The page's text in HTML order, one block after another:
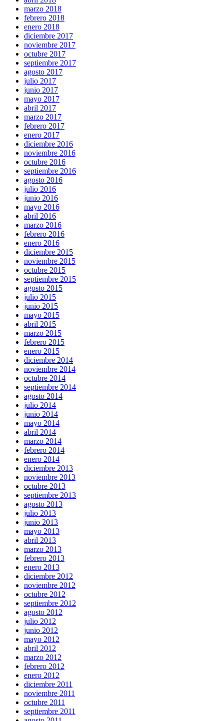
marzo 2018
febrero 2018
enero 2018
diciembre 2017
noviembre 2017
octubre 2017
septiembre 2017
agosto 2017
julio 2017
junio 2017
mayo 2017
abril 2017
marzo 2017
febrero 2017
enero 2017
diciembre 2016
noviembre 2016
octubre 2016
septiembre 2016
agosto 2016
julio 2016
junio 2016
mayo 2016
abril 2016
marzo 2016
febrero 2016
enero 2016
diciembre 2015
noviembre 2015
octubre 2015
septiembre 2015
agosto 2015
julio 2015
junio 2015
mayo 2015
abril 2015
marzo 2015
febrero 2015
enero 2015
diciembre 2014
noviembre 2014
octubre 2014
septiembre 2014
agosto 2014
julio 2014
junio 2014
mayo 2014
abril 2014
marzo 2014
febrero 2014
enero 2014
diciembre 2013
noviembre 2013
octubre 2013
septiembre 2013
agosto 2013
julio 2013
junio 2013
mayo 2013
abril 2013
marzo 2013
febrero 2013
enero 2013
diciembre 2012
noviembre 2012
octubre 2012
septiembre 2012
agosto 2012
julio 2012
junio 2012
mayo 2012
abril 2012
marzo 2012
febrero 2012
enero 2012
diciembre 2011
noviembre 2011
octubre 2011
septiembre 2011